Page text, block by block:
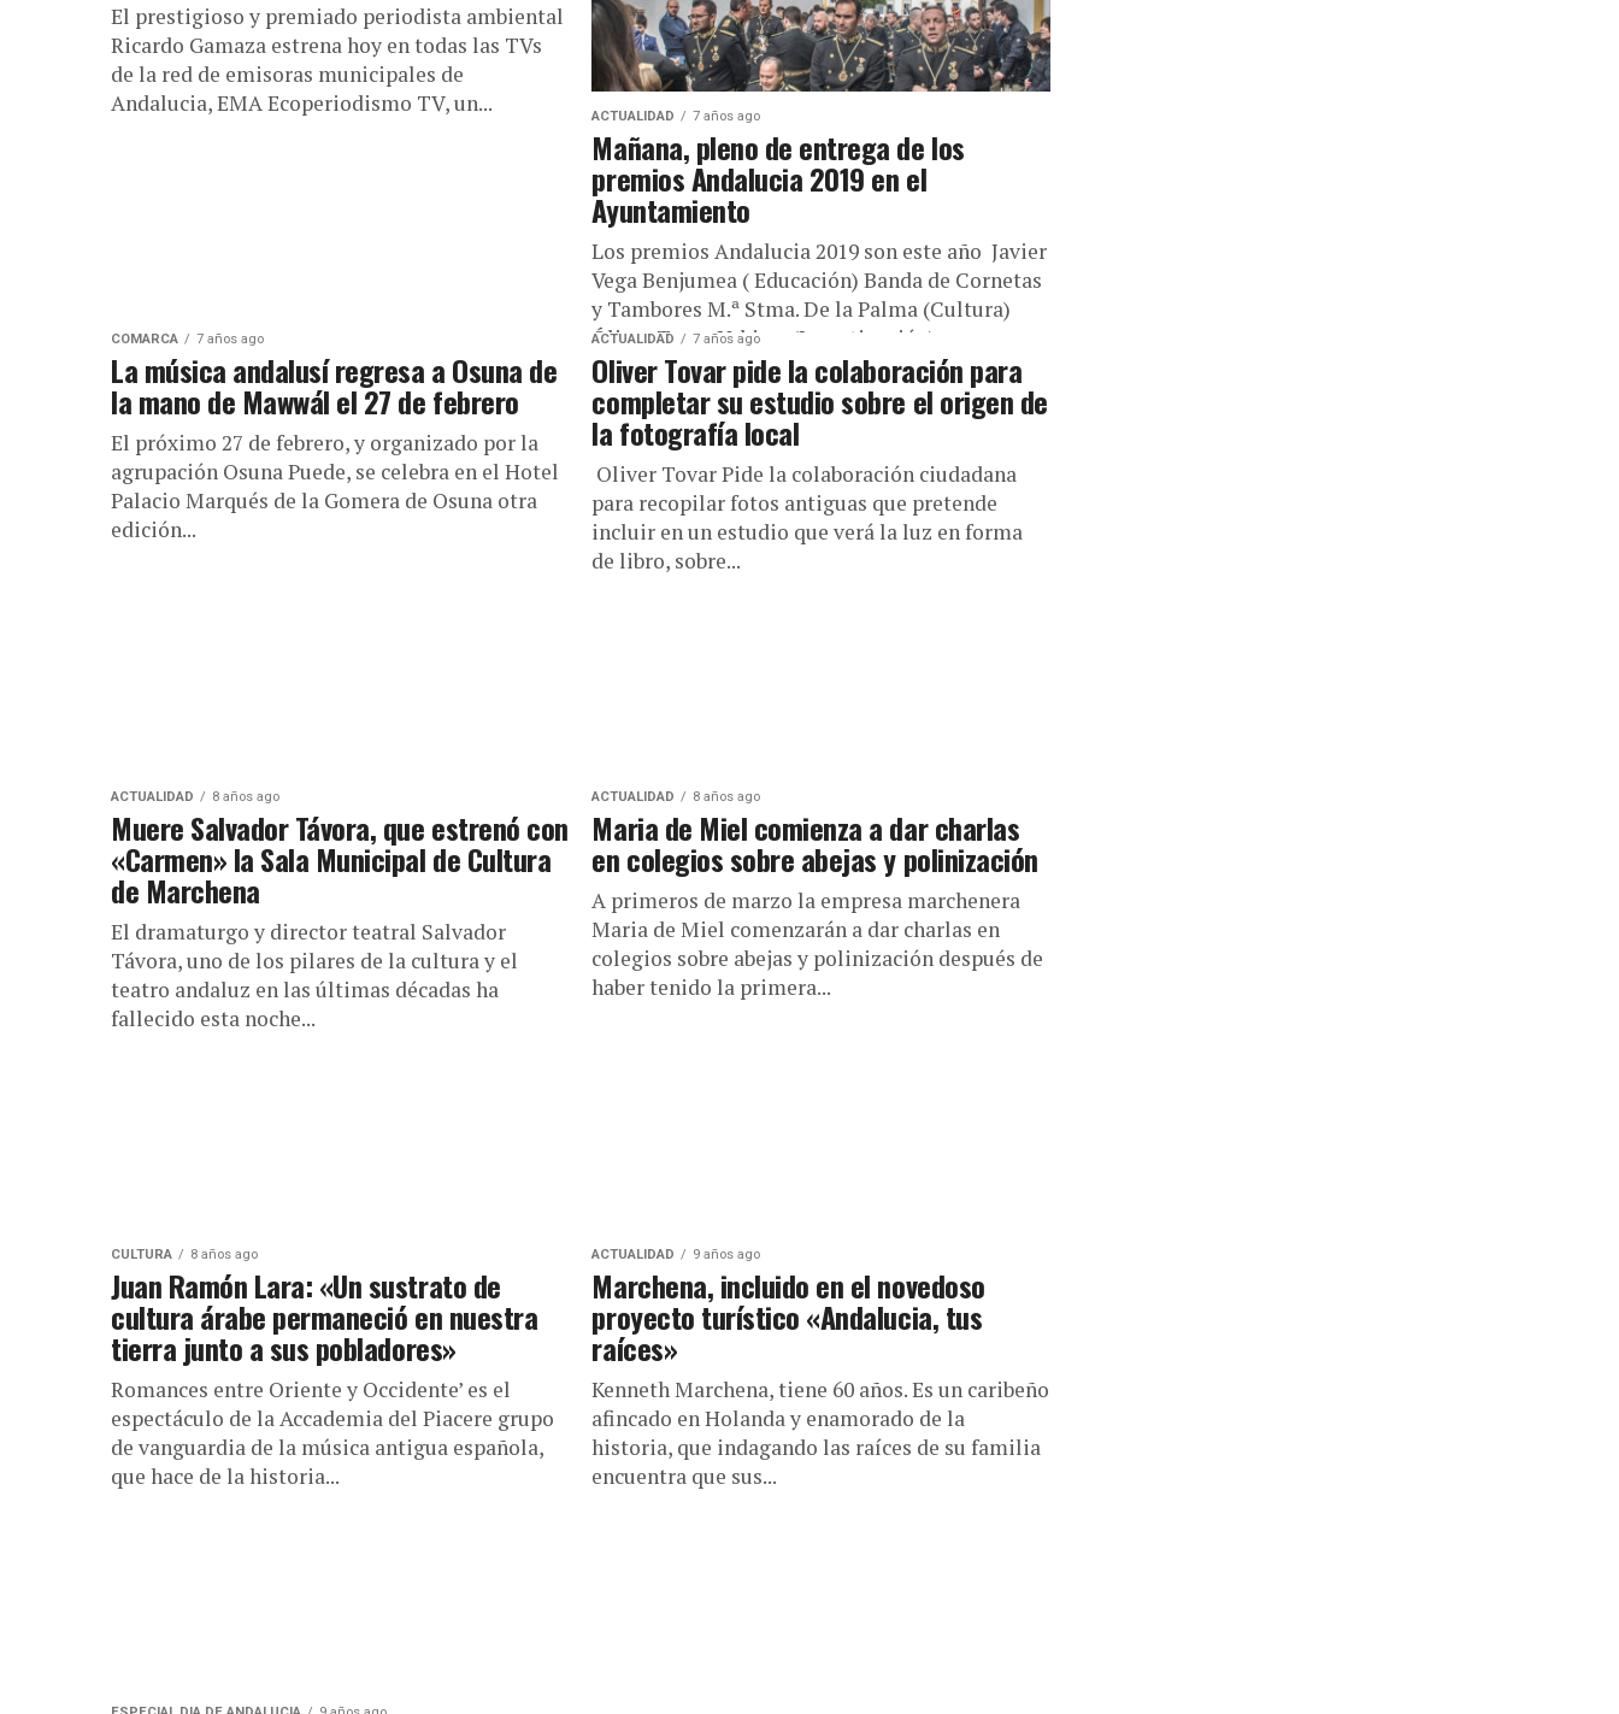
El prestigioso y premiado periodista ambiental
Ricardo Gamaza estrena hoy en todas las TVs
de la red de emisoras municipales de
Andalucia, EMA Ecoperiodismo TV, un...
ACTUALIDAD 7 años ago
Mañana, pleno de entrega de los
premios Andalucia 2019 en el
Ayuntamiento
Los premios Andalucia 2019 son este año Javier
Vega Benjumea ( Educación) Banda de Cornetas
y Tambores M.ª Stma. De la Palma (Cultura)
Óliver Tovar Urbina, (Investigación) ...
COMARCA 7 años ago
La música andalusí regresa a Osuna de
la mano de Mawwál el 27 de febrero
El próximo 27 de febrero, y organizado por la
agrupación Osuna Puede, se celebra en el Hotel
Palacio Marqués de la Gomera de Osuna otra
edición...
ACTUALIDAD 7 años ago
Oliver Tovar pide la colaboración para
completar su estudio sobre el origen de
la fotografía local
Oliver Tovar Pide la colaboración ciudadana
para recopilar fotos antiguas que pretende
incluir en un estudio que verá la luz en forma
de libro, sobre...
ACTUALIDAD 8 años ago
Muere Salvador Távora, que estrenó con
«Carmen» la Sala Municipal de Cultura
de Marchena
El dramaturgo y director teatral Salvador
Távora, uno de los pilares de la cultura y el
teatro andaluz en las últimas décadas ha
fallecido esta noche...
ACTUALIDAD 8 años ago
Maria de Miel comienza a dar charlas
en colegios sobre abejas y polinización
A primeros de marzo la empresa marchenera
Maria de Miel comenzarán a dar charlas en
colegios sobre abejas y polinización después de
haber tenido la primera...
CULTURA 8 años ago
Juan Ramón Lara: «Un sustrato de
cultura árabe permaneció en nuestra
tierra junto a sus pobladores»
Romances entre Oriente y Occidente’ es el
espectáculo de la Accademia del Piacere grupo
de vanguardia de la música antigua española,
que hace de la historia...
ACTUALIDAD 9 años ago
Marchena, incluido en el novedoso
proyecto turístico «Andalucia, tus
raíces»
Kenneth Marchena, tiene 60 años. Es un caribeño
afincado en Holanda y enamorado de la
historia, que indagando las raíces de su familia
encuentra que sus...